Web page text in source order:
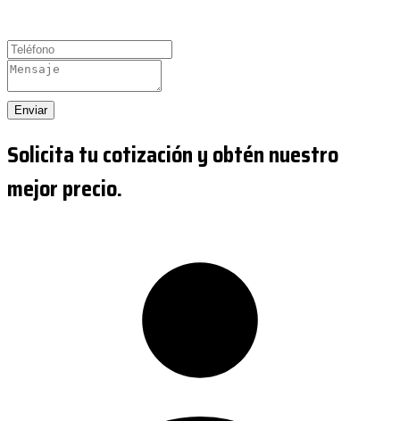
Enviar
Solicita tu cotización y obtén nuestro
mejor precio.